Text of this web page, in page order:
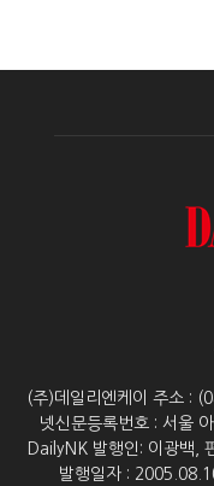
(주)데일리엔케이 주소 :
넷신문등록번호 : 서울
DailyNK 발행인: 이광백,
발행일자 :